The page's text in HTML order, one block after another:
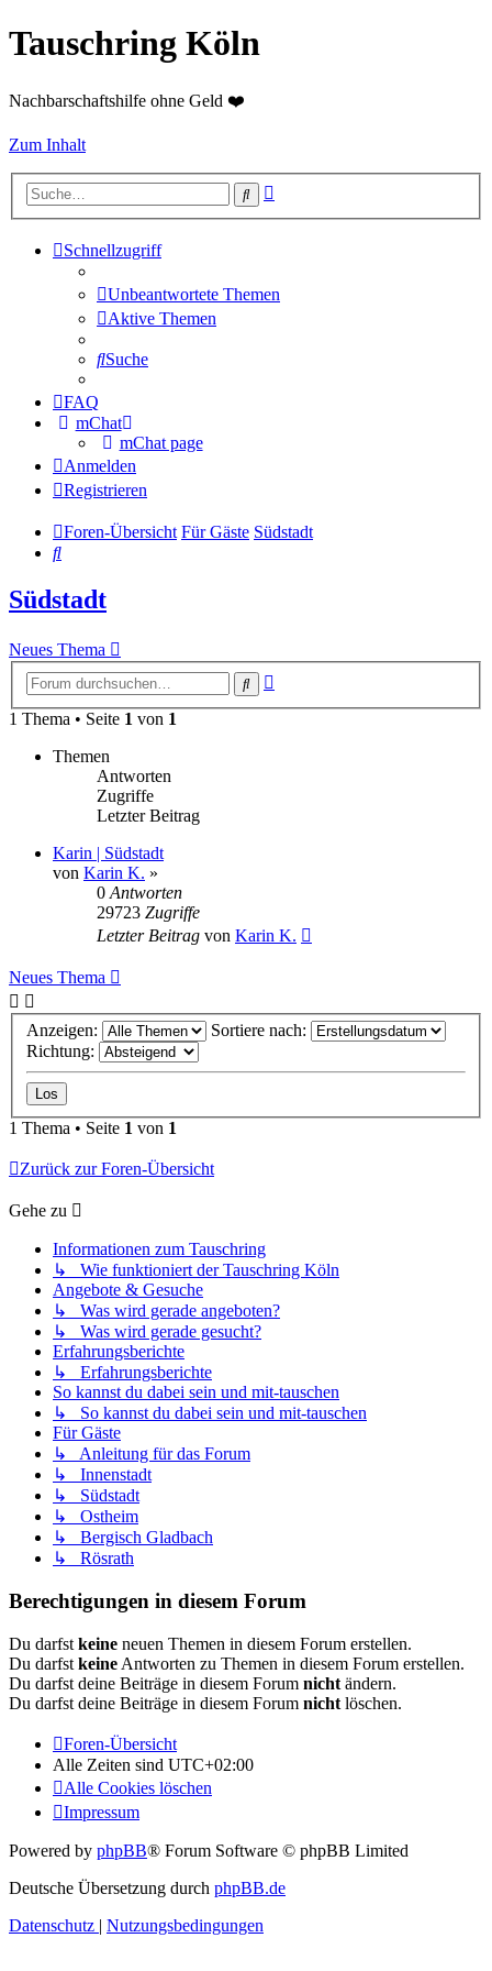
Tauschring Köln
Nachbarschaftshilfe ohne Geld ❤️
Zum Inhalt
Suche
Schnellzugriff
Unbeantwortete Themen
Aktive Themen
Suche
FAQ
mChat
mChat page
Anmelden
Registrieren
Foren-Übersicht Für Gäste Südstadt
Suche
Südstadt
Neues Thema
Suche
1 Thema • Seite 1 von 1
Themen
Antworten
Zugriffe
Letzter Beitrag
Karin | Südstadt
von Karin K. »
0 Antworten
29723 Zugriffe
Letzter Beitrag von Karin K.
Neues Thema
Anzeigen:
Sortiere nach:
Richtung:
1 Thema • Seite 1 von 1
Zurück zur Foren-Übersicht
Gehe zu
Informationen zum Tauschring
↳ Wie funktioniert der Tauschring Köln
Angebote & Gesuche
↳ Was wird gerade angeboten?
↳ Was wird gerade gesucht?
Erfahrungsberichte
↳ Erfahrungsberichte
So kannst du dabei sein und mit-tauschen
↳ So kannst du dabei sein und mit-tauschen
Für Gäste
↳ Anleitung für das Forum
↳ Innenstadt
↳ Südstadt
↳ Ostheim
↳ Bergisch Gladbach
↳ Rösrath
Berechtigungen in diesem Forum
Du darfst keine neuen Themen in diesem Forum erstellen.
Du darfst keine Antworten zu Themen in diesem Forum erstellen.
Du darfst deine Beiträge in diesem Forum nicht ändern.
Du darfst deine Beiträge in diesem Forum nicht löschen.
Foren-Übersicht
Alle Zeiten sind UTC+02:00
Alle Cookies löschen
Impressum
Powered by phpBB® Forum Software © phpBB Limited
Deutsche Übersetzung durch phpBB.de
Datenschutz | Nutzungsbedingungen